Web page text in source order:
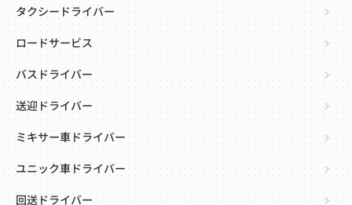
タクシードライバー
ロードサービス
バスドライバー
送迎ドライバー
ミキサー車ドライバー
ユニック車ドライバー
回送ドライバー